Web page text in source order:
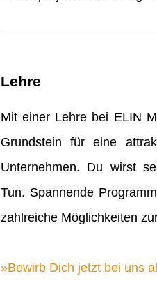
Lehre
Mit einer Lehre bei ELIN
Grundstein für eine
Unternehmen. Du wirst
Tun. Spannende
zahlreiche Möglichkeiten
Bewirb Dich jetzt bei uns